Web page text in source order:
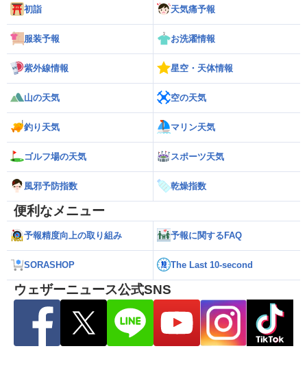
初詣 天気痛予報
服装予報 お洗濯情報
紫外線情報 星空・天体情報
山の天気 空の天気
釣り天気 マリン天気
ゴルフ場の天気 スポーツ天気
風邪予防指数 乾燥指数
便利なメニュー
予報精度向上の取り組み 予報に関するFAQ
SORASHOP The Last 10-second
ウェザーニュース公式SNS